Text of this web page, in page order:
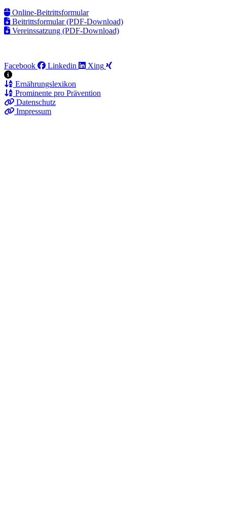
Online-Beitrittsformular
Beitrittsformular (PDF-Download)
Vereinssatzung (PDF-Download)
Facebook Linkedin Xing
Ernährungslexikon
Prominente pro Prävention
Datenschutz
Impressum